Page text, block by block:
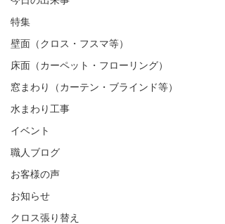
特集
壁面（クロス・フスマ等）
床面（カーペット・フローリング）
窓まわり（カーテン・ブラインド等）
水まわり工事
イベント
職人ブログ
お客様の声
お知らせ
クロス張り替え